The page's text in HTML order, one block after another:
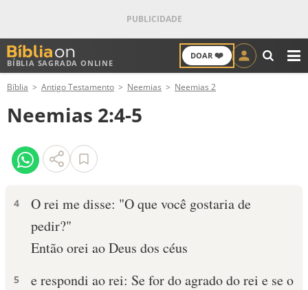
BÍBLIA SAGRADA ONLINE
DOAR ❤️
ANTIGO TESTAMENTO
NOVO TESTAMENTO
VERSÍCULOS
PALAVRA DO DIA
Bíblia Antigo Testamento Neemias Neemias 2
Neemias 2:4-5
4
O rei me disse: "O que você gostaria de
pedir?"
Então orei ao Deus dos céus
5
e res­pondi ao rei: Se for do agrado do rei e se o